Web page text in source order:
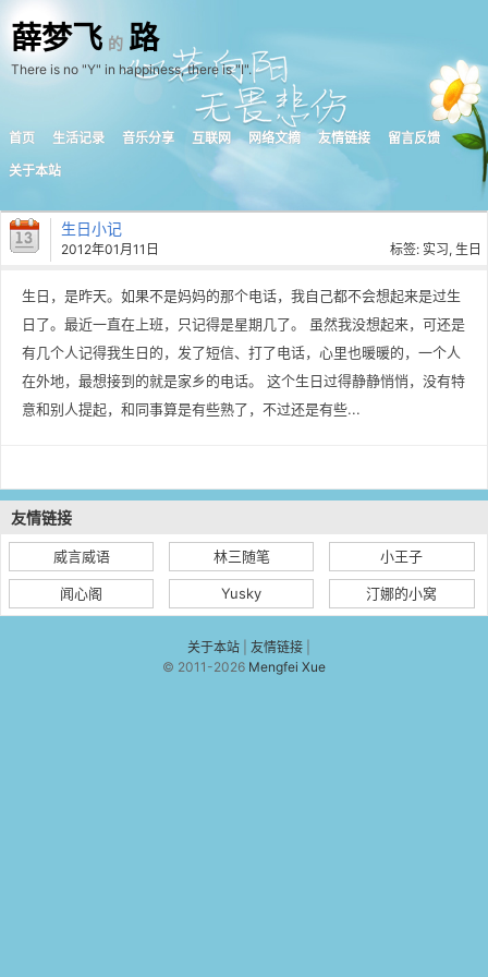
薛梦飞 的 路
There is no "Y" in happiness, there is "I".
首页 生活记录 音乐分享 互联网 网络文摘 友情链接
留言反馈
关于本站
生日小记
2012年01月11日 标签: 实习, 生日
生日，是昨天。如果不是妈妈的那个电话，我自己都不会想起来是过生
日了。最近一直在上班，只记得是星期几了。 虽然我没想起来，可还是
有几个人记得我生日的，发了短信、打了电话，心里也暖暖的，一个人
在外地，最想接到的就是家乡的电话。 这个生日过得静静悄悄，没有特
意和别人提起，和同事算是有些熟了，不过还是有些...
友情链接
威言威语 林三随笔 小王子
闻心阁 Yusky 汀娜的小窝
关于本站 友情链接
© 2011-2026 Mengfei Xue